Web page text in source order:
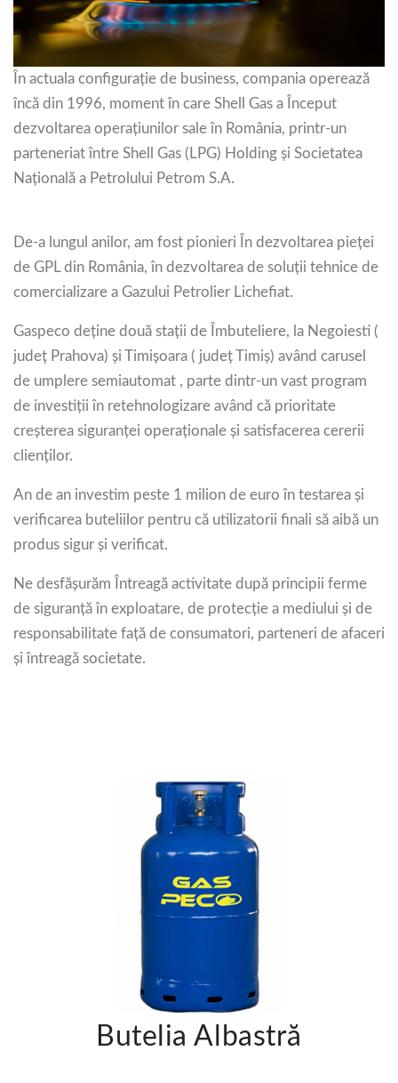
În actuala configurație de business, compania operează
încă din 1996, moment în care Shell Gas a Început
dezvoltarea operațiunilor sale în România, printr-un
parteneriat între Shell Gas (LPG) Holding și Societatea
Națională a Petrolului Petrom S.A.
De-a lungul anilor, am fost pionieri În dezvoltarea pieței
de GPL din România, în dezvoltarea de soluții tehnice de
comercializare a Gazului Petrolier Lichefiat.
Gaspeco deține două stații de Îmbuteliere, la Negoiesti (
județ Prahova) și Timișoara ( județ Timiș) având carusel
de umplere semiautomat , parte dintr-un vast program
de investiții în retehnologizare având că prioritate
creșterea siguranței operaționale și satisfacerea cererii
clienților.
An de an investim peste 1 milion de euro în testarea și
verificarea buteliilor pentru că utilizatorii finali să aibă un
produs sigur și verificat.
Ne desfășurăm Întreagă activitate după principii ferme
de siguranță în exploatare, de protecție a mediului și de
responsabilitate față de consumatori, parteneri de afaceri
și întreagă societate.
Butelia Albastră